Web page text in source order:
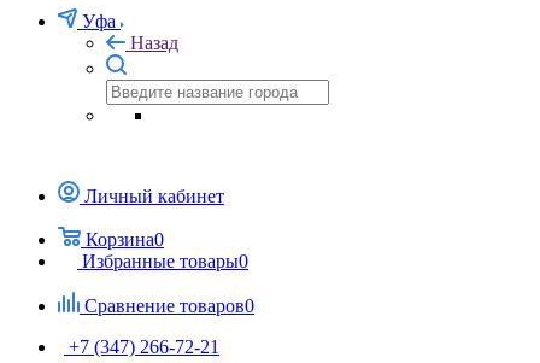
Уфа
Назад
Личный кабинет
Корзина0
Избранные товары0
Сравнение товаров0
+7 (347) 266-72-21